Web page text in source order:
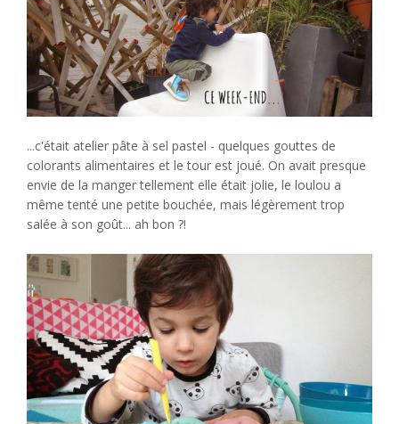
...c'était atelier pâte à sel pastel - quelques gouttes de
colorants alimentaires et le tour est joué. On avait presque
envie de la manger tellement elle était jolie, le loulou a
même tenté une petite bouchée, mais légèrement trop
salée à son goût... ah bon ?!